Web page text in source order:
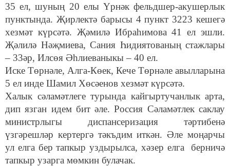
35 ел, шуның 20 елы Үрнәк фельдшер-акушерлык
пунктында. Җирлектә барысы 4 пункт 3223 кешегә
хезмәт күрсәтә. Җәмилә Ибраһимова 41 ел эшли.
Җәлилә Нәҗмиева, Сания Һидиятованың стажлары
– 33әр, Илсөя Әһлиеваныкы – 40 ел.
Иске Төрнәле, Алга-Көек, Кече Төрнәле авылларына
5 ел инде Шамил Хөсәенов хезмәт күрсәтә.
Халык сәламәтлеге турында кайгыртучанлык арта,
дип язган идем бит әле. Россия Сәламәтлек саклау
министрлыгы диспансеризация тәртибенә
үзгәрешләр кертергә тәкъдим иткән. Әле моңарчы
ул елга бер тапкыр уздырылса, хәзер елга берничә
тапкыр узарга мөмкин булачак.